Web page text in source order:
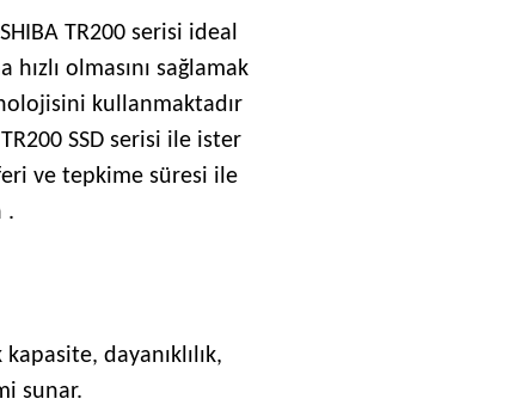
TR200 serisi ideal
olmasını sağlamak
kullanmaktadır
SSD serisi ile ister
ve tepkime süresi ile
.
dayanıklılık,
sunar.